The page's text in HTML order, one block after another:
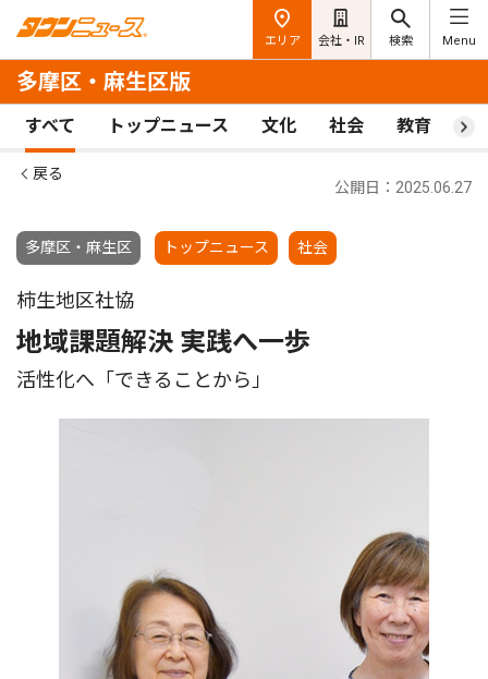
エリア 会社・IR 検索 Menu
多摩区・麻生区版
すべて トップニュース 文化 社会 教育 ス
戻る
多摩区・麻生区 トップニュース 社会
公開日：2025.06.27
柿生地区社協
地域課題解決 実践へ一歩
活性化へ「できることから」